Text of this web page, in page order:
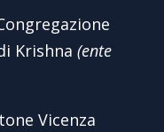
Krishna (ente
Vicenza